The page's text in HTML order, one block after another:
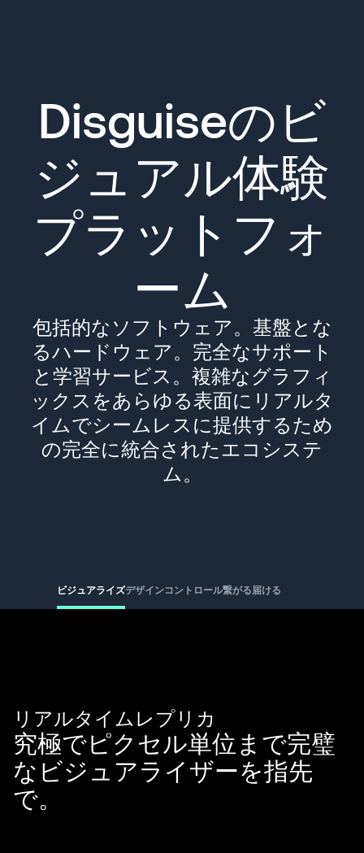
Disguiseのビ
ジュアル体験
プラットフォ
ーム
包括的なソフトウェア。基盤とな
るハードウェア。完全なサポート
と学習サービス。複雑なグラフィ
ックスをあらゆる表面にリアルタ
イムでシームレスに提供するため
の完全に統合されたエコシステ
ム。
ビジュアライズデザインコントロール繋がる届ける
リアルタイムレプリカ
究極でピクセル単位まで完璧
なビジュアライザーを指先
で。